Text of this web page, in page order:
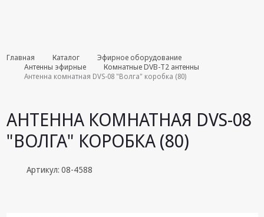
Комплекты
августа
Android TV
приставки
Сетевые
Главная Каталог
Эфирное оборудование
Антенны эфирные
Комнатные DVB-T2 антенны
Антенна комнатная DVS-08 "Волга" коробка (80)
АНТЕННА КОМНАТНАЯ DVS-08
"ВОЛГА" КОРОБКА (80)
Артикул: 08-4588